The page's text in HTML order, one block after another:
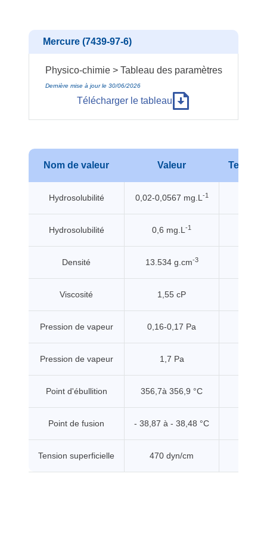
Mercure (7439-97-6)
Physico-chimie > Tableau des paramètres
Dernière mise à jour le 30/06/2026
Télécharger le tableau
Nom de valeur Valeur
Hydrosolubilité 0,02-0,0567 mg.L -1
Hydrosolubilité 0,6 mg.L -1
Densité 13.534 g.cm-3
Viscosité 1,55 cP
Pression de vapeur 0,16-0,17 Pa
Pression de vapeur 1,7 Pa
Point d'ébullition 356,7à 356,9 °C
Point de fusion - 38,87 à - 38,48 °C
Tension superficielle 470 dyn/cm